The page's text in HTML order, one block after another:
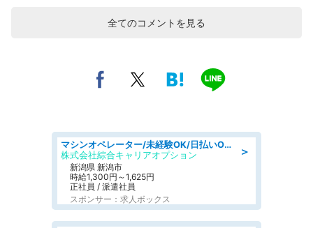
全てのコメントを見る
＞
マシンオペレーター/未経験OK/日払いOK/寮完備/交替制/20・30・40代活躍中
株式会社綜合キャリアオプション
新潟県 新潟市
時給1,300円～1,625円
正社員 / 派遣社員
スポンサー：求人ボックス